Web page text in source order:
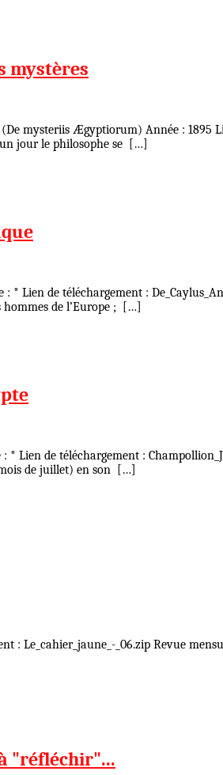
mystères
mysteriis Ægyptiorum) Année : 1895
jour le philosophe se […]
Lien de téléchargement :
hommes de l’Europe ; […]
Lien de téléchargement :
mois de juillet) en son […]
: Le_cahier_jaune_-_06.zip Revue
"réfléchir"...